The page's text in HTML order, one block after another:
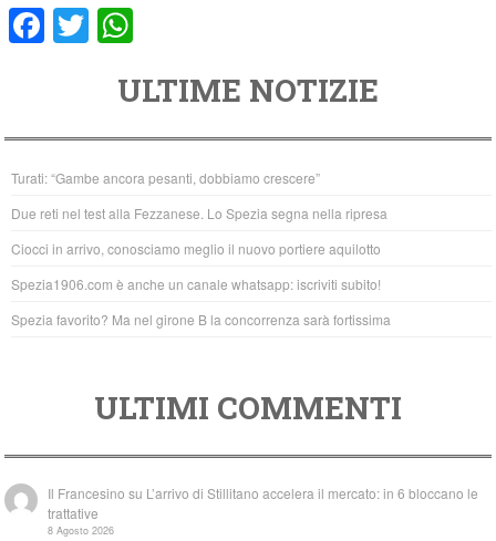
F
a
e
b
o
o
k
T
wi
er
at
s
A
p
p
ULTIME NOTIZIE
Turati: “Gambe ancora pesanti, dobbiamo crescere”
Due reti nel test alla Fezzanese. Lo Spezia segna nella ripresa
Ciocci in arrivo, conosciamo meglio il nuovo portiere aquilotto
Spezia1906.com è anche un canale whatsapp: iscriviti subito!
Spezia favorito? Ma nel girone B la concorrenza sarà fortissima
ULTIMI COMMENTI
Il Francesino su L’arrivo di Stillitano accelera il mercato: in 6 bloccano le
trattative
8 Agosto 2026